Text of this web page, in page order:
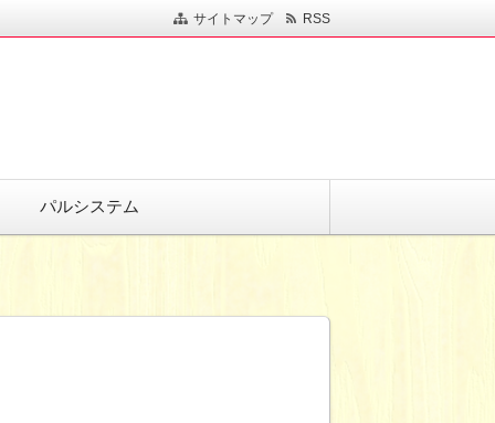
サイトマップ RSS
パルシステム